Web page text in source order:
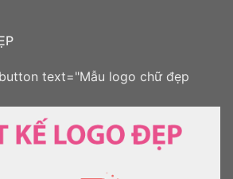
text="Mẫu logo chữ đẹp